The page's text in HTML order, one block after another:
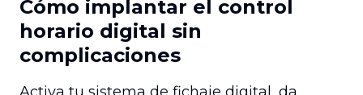
Cómo implantar el control
horario digital sin
complicaciones
Activa tu sistema de fichaje digital, da